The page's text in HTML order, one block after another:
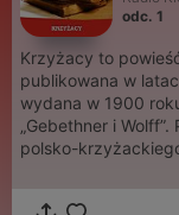
odc. 1
Krzyżacy to
publikowana w
wydana w 1900
„Gebethner i
polsko-
(śmierci królowej